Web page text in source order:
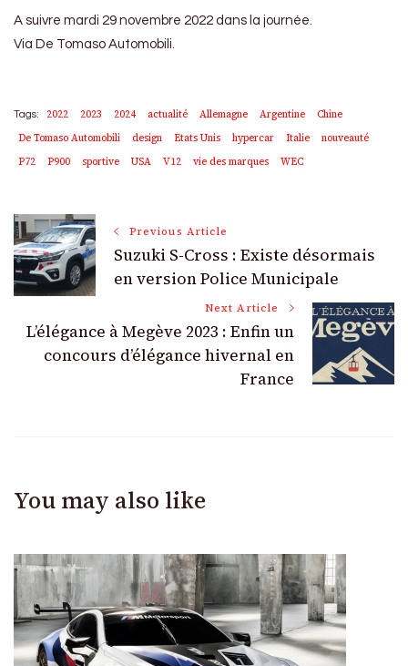
A suivre mardi 29 novembre 2022 dans la journée.
Via De Tomaso Automobili.
Tags: 2022 2023 2024 actualité Allemagne Argentine
Chine
De Tomaso Automobili
design Etats Unis hypercar Italie
nouveauté
P72
P900 sportive USA V12 vie des marques WEC
Post
Navigation
Previous Article
Suzuki S-Cross : Existe désormais
en version Police Municipale
Next Article
L’élégance à Megève 2023 : Enfin un
concours d’élégance hivernal en
France
You may also like